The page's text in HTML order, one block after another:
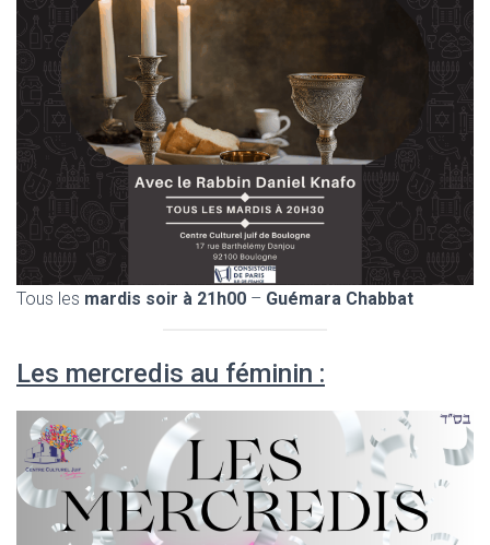
Tous les mardis soir à 21h00 – Guémara Chabbat
Les mercredis au féminin :